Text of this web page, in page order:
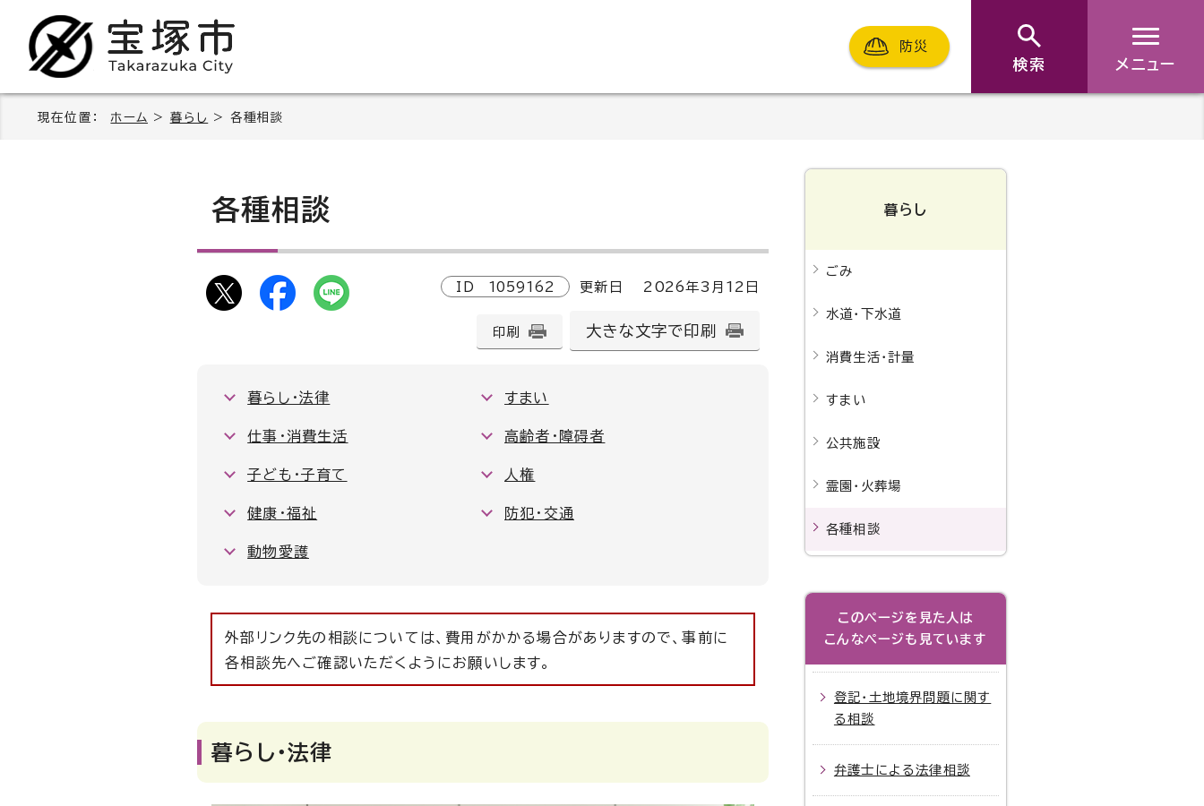
防災
検索 メニュー
現在位置： ホーム > 暮らし > 各種相談
各種相談
ID 1059162 更新日 2026年3月 12 日
印刷 大きな文字で印刷
暮らし・法律 すまい
仕事・消費生活 高齢者・障碍者
子ども・子育て 人権
健康・福祉 防犯・交通
動物愛護
外部リンク先の相談については、費用がかかる場合がありますので、事前に
各相談先へご確認いただくようにお願いします。
暮らし・法律
暮らし
ごみ
水道・下水道
消費生活・計量
すまい
公共施設
霊園・火葬場
各種相談
このページを見た人は
こんなページも見ています
登記・土地境界問題に関す
る相談
弁護士による法律相談